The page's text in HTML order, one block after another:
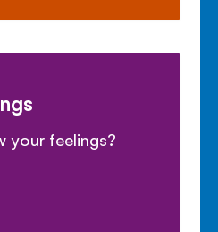
your feelings?